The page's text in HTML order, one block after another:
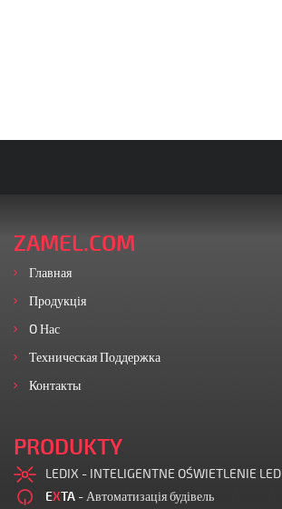
ZAMEL.COM
Главная
Продукція
O Нас
Техническая Поддержка
Контакты
PRODUKTY
LEDIX - INTELIGENTNE OŚWIETLENIE LED
EXTA - Автоматизація будівель